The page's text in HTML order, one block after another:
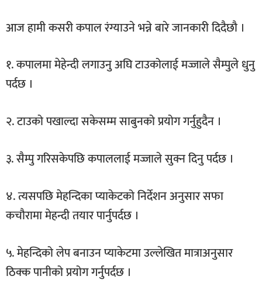
भिडियो
अन्य
समाज
विचार
स्वास्थ्य
आज हामी कसरी कपाल रंग्याउने भन्ने बारे जानकारी दिदैछौ ।
१. कपालमा मेहेन्दी लगाउनु अघि टाउकोलाई मज्जाले सैम्पुले धुनु
पर्दछ ।
२. टाउको पखाल्दा सकेसम्म साबुनको प्रयोग गर्नुहुदैन ।
३. सैम्पु गरिसकेपछि कपाललाई मज्जाले सुक्न दिनु पर्दछ ।
४. त्यसपछि मेहन्दिका प्याकेटको निर्देशन अनुसार सफा
कचौरामा मेहन्दी तयार पार्नुपर्दछ ।
५. मेहन्दिको लेप बनाउन प्याकेटमा उल्लेखित मात्राअनुसार
ठिक्क पानीको प्रयोग गर्नुपर्दछ ।